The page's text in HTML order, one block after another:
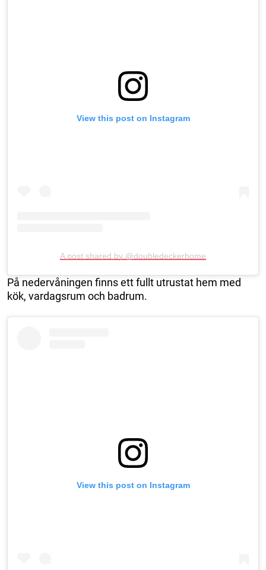
View this post on Instagram
A post shared by @doubledeckerhome
På nedervåningen finns ett fullt utrustat hem med
kök, vardagsrum och badrum.
View this post on Instagram